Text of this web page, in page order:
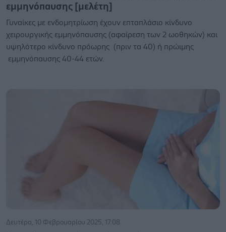
εμμηνόπαυσης [μελέτη]
Γυναίκες με ενδομητρίωση έχουν επταπλάσιο κίνδυνο
χειρουργικής εμμηνόπαυσης (αφαίρεση των 2 ωοθηκών) και
υψηλότερο κίνδυνο πρόωρης (πριν τα 40) ή πρώιμης
εμμηνόπαυσης 40-44 ετών.
Δευτέρα, 10 Φεβρουαρίου 2025, 17:08